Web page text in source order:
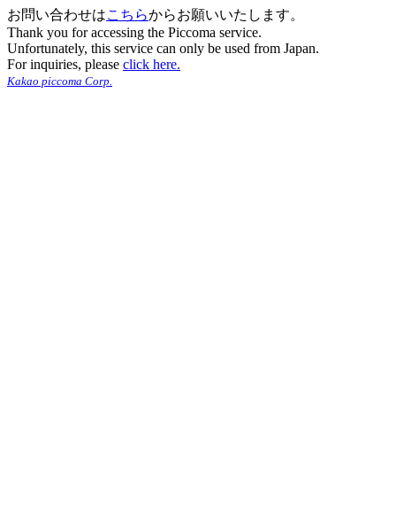
お問い合わせはこちらからお願いいたします。
Thank you for accessing the Piccoma service.
Unfortunately, this service can only be used from Japan.
For inquiries, please click here.
Kakao piccoma Corp.